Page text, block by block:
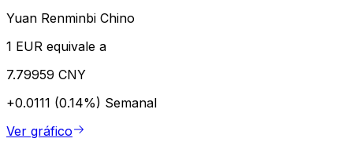
Yuan Renminbi Chino
1 EUR equivale a
7.79959 CNY
+0.0111 (0.14%) Semanal
Ver gráfico